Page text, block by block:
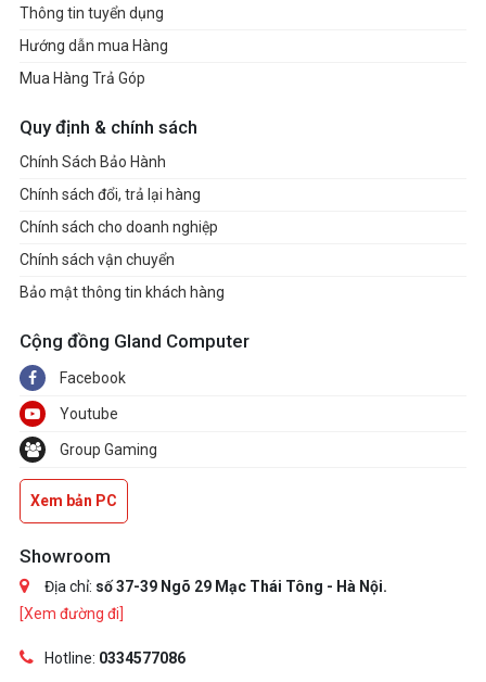
Thông tin tuyển dụng
Hướng dẫn mua Hàng
Mua Hàng Trả Góp
Quy định & chính sách
Chính Sách Bảo Hành
Chính sách đổi, trả lại hàng
Chính sách cho doanh nghiệp
Chính sách vận chuyển
Bảo mật thông tin khách hàng
Cộng đồng Gland Computer
Facebook
Youtube
Group Gaming
Xem bản PC
Showroom
Địa chỉ: số 37-39 Ngõ 29 Mạc Thái Tông - Hà Nội.
[Xem đường đi]
Hotline: 0334577086